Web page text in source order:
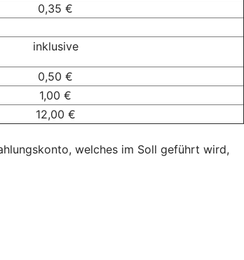
0,35 €
inklusive
0,50 €
1,00 €
12,00 €
welches im Soll geführt wird,